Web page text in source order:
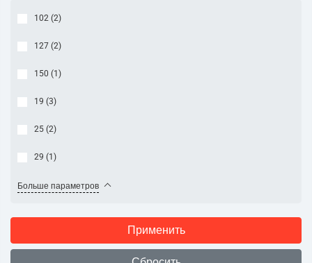
102 (2)
127 (2)
150 (1 )
19 (3)
25 (2)
29 (1 )
Больше параметров